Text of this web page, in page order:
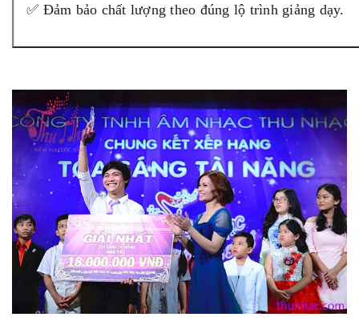
✅ Đảm bảo chất lượng theo đúng lộ trình giảng dạy.